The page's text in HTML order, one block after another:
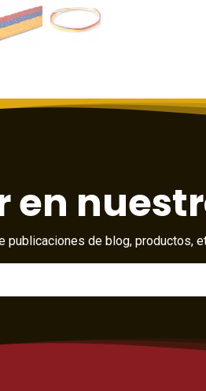
en
publicaciones de blog, productos,